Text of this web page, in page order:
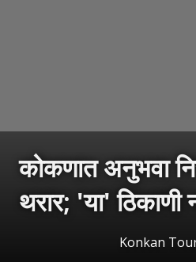
कोकणात अनुभवा
थरार; 'या' ठिकाणी
Konkan